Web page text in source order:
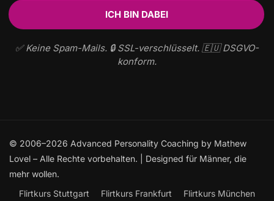
✅ Keine Spam-Mails. 🔒 SSL-verschlüsselt. 🇪🇺 DSGVO-
konform.
© 2006–2026 Advanced Personality Coaching by Mathew
Lovel – Alle Rechte vorbehalten. | Designed für Männer, die
mehr wollen.
Flirtkurs Stuttgart
Flirtkurs Frankfurt Flirtkurs München